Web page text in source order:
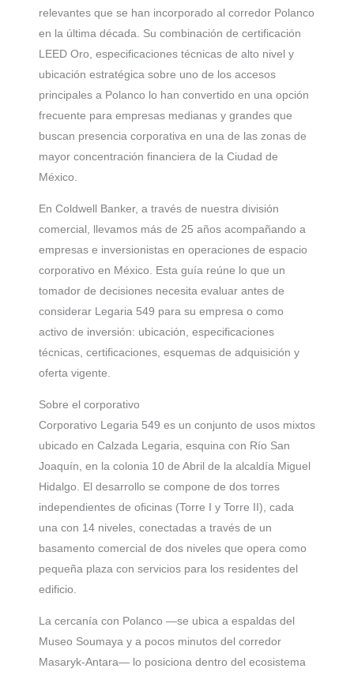
relevantes que se han incorporado al corredor Polanco
en la última década. Su combinación de certificación
LEED Oro, especificaciones técnicas de alto nivel y
ubicación estratégica sobre uno de los accesos
principales a Polanco lo han convertido en una opción
frecuente para empresas medianas y grandes que
buscan presencia corporativa en una de las zonas de
mayor concentración financiera de la Ciudad de
México.
En Coldwell Banker, a través de nuestra división
comercial, llevamos más de 25 años acompañando a
empresas e inversionistas en operaciones de espacio
corporativo en México. Esta guía reúne lo que un
tomador de decisiones necesita evaluar antes de
considerar Legaria 549 para su empresa o como
activo de inversión: ubicación, especificaciones
técnicas, certificaciones, esquemas de adquisición y
oferta vigente.
Sobre el corporativo
Corporativo Legaria 549 es un conjunto de usos mixtos
ubicado en Calzada Legaria, esquina con Río San
Joaquín, en la colonia 10 de Abril de la alcaldía Miguel
Hidalgo. El desarrollo se compone de dos torres
independientes de oficinas (Torre I y Torre II), cada
una con 14 niveles, conectadas a través de un
basamento comercial de dos niveles que opera como
pequeña plaza con servicios para los residentes del
edificio.
La cercanía con Polanco —se ubica a espaldas del
Museo Soumaya y a pocos minutos del corredor
Masaryk-Antara— lo posiciona dentro del ecosistema